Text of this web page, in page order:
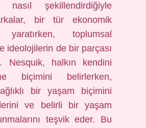
nasıl şekillendirdiğiyle
bir tür ekonomik
yaratırken, toplumsal
ideolojilerin de bir parçası
Nesquik, halkın kendini
biçimini belirlerken,
bir yaşam biçimini
ve belirli bir yaşam
teşvik eder. Bu